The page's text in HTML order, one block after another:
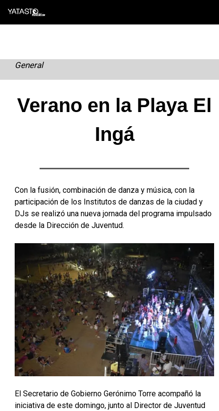
Skip
General
Verano en la Playa El
Ingá
Con la fusión, combinación de danza y música, con la
participación de los Institutos de danzas de la ciudad y
DJs se realizó una nueva jornada del programa impulsado
desde la Dirección de Juventud.
El Secretario de Gobierno Gerónimo Torre acompañó la
iniciativa de este domingo, junto al Director de Juventud